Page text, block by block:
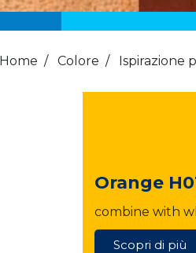
Home / Colore / Ispirazione
Orange
combine with
Scopri di più